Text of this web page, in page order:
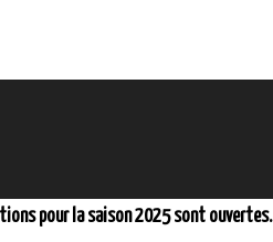
pour la saison 2025 sont ouvertes.